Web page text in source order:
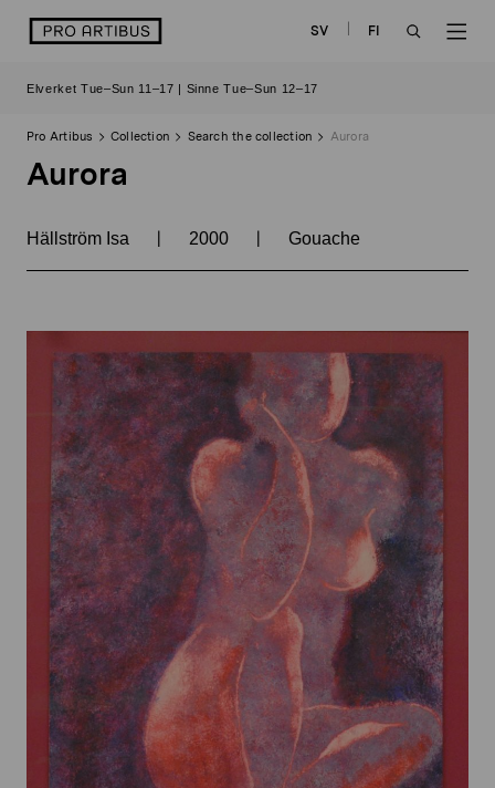
logo SV
FI
Elverket Tue–Sun 11–17 | Sinne Tue–Sun 12–17
Pro Artibus Collection Search the collection Aurora
Aurora
Hällström Isa | 2000 | Gouache